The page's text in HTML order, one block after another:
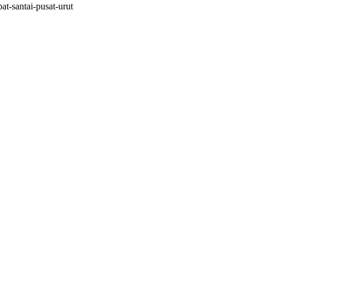
santai-pusat-urut